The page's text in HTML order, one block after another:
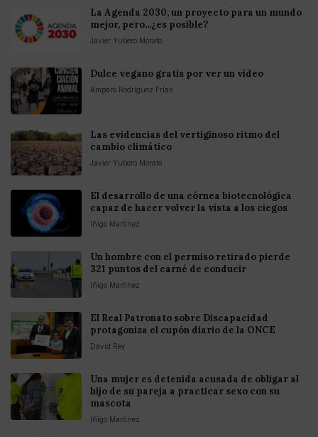
La Agenda 2030, un proyecto para un mundo
mejor, pero...¿es posible?
Javier Yubero Morato
Dulce vegano gratis por ver un vídeo
Amparo Rodríguez Frías
Las evidencias del vertiginoso ritmo del
cambio climático
Javier Yubero Morato
El desarrollo de una córnea biotecnológica
capaz de hacer volver la vista a los ciegos
Iñigo Martinez
Un hombre con el permiso retirado pierde
321 puntos del carné de conducir
Iñigo Martinez
El Real Patronato sobre Discapacidad
protagoniza el cupón diario de la ONCE
David Rey
Una mujer es detenida acusada de obligar al
hijo de su pareja a practicar sexo con su
mascota
Iñigo Martinez